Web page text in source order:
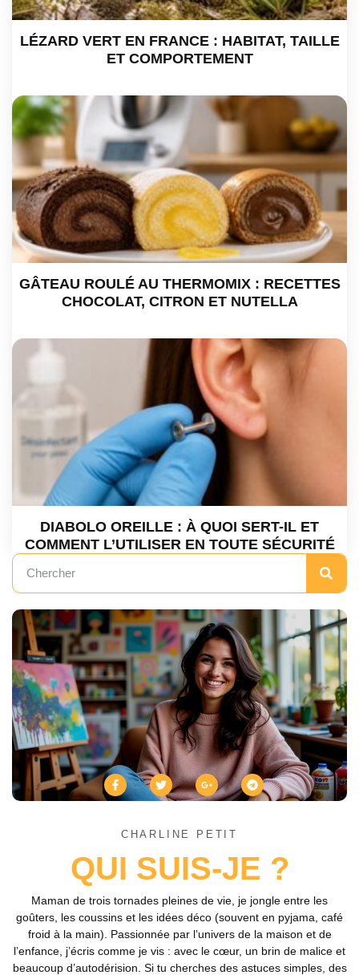
LÉZARD VERT EN FRANCE : HABITAT, TAILLE
ET COMPORTEMENT
GÂTEAU ROULÉ AU THERMOMIX : RECETTES
CHOCOLAT, CITRON ET NUTELLA
DIABOLO OREILLE : À QUOI SERT-IL ET
COMMENT L’UTILISER EN TOUTE SÉCURITÉ
CHARLINE PETIT
QUI SUIS-JE ?
Maman de trois tornades pleines de vie, je jongle entre les
goûters, les coussins et les idées déco (souvent en pyjama, café
froid à la main). Passionnée par l’univers de la maison et de
l’enfance, j’écris comme je vis : avec le cœur, un brin de malice et
beaucoup d’autodérision. Si tu cherches des astuces simples, des